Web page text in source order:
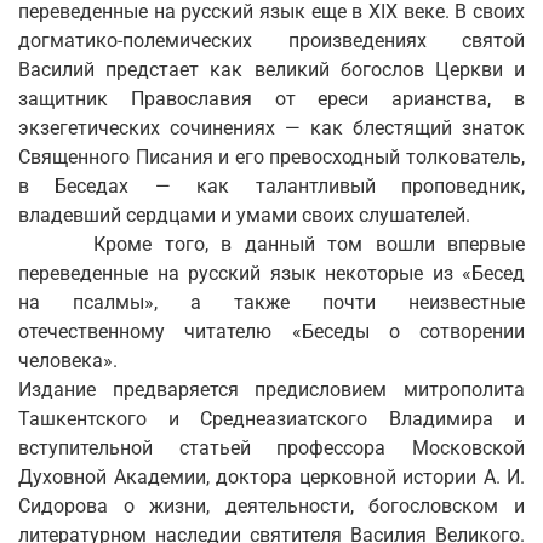
переведенные на русский язык еще в XIX веке. В своих
догматико-полемических произведениях святой
Василий предстает как великий богослов Церкви и
защитник Православия от ереси арианства, в
экзегетических сочинениях — как блестящий знаток
Священного Писания и его превосходный толкователь,
в Беседах — как талантливый проповедник,
владевший сердцами и умами своих слушателей.
Кроме того, в данный том вошли впервые
переведенные на русский язык некоторые из «Бесед
на псалмы», а также почти неизвестные
отечественному читателю «Беседы о сотворении
человека».
Издание предваряется предисловием митрополита
Ташкентского и Среднеазиатского Владимира и
вступительной статьей профессора Московской
Духовной Академии, доктора церковной истории А. И.
Сидорова о жизни, деятельности, богословском и
литературном наследии святителя Василия Великого.